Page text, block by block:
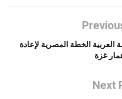
العربية الخطة المصرية لإعادة
غزة
Next